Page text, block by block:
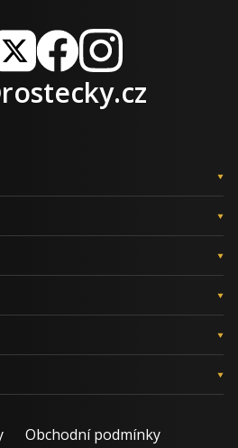
FacebookInstagram
Obchodní podmínky